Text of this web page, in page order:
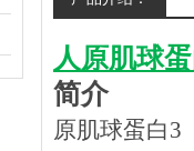
人原肌球
简介
原肌球蛋白3